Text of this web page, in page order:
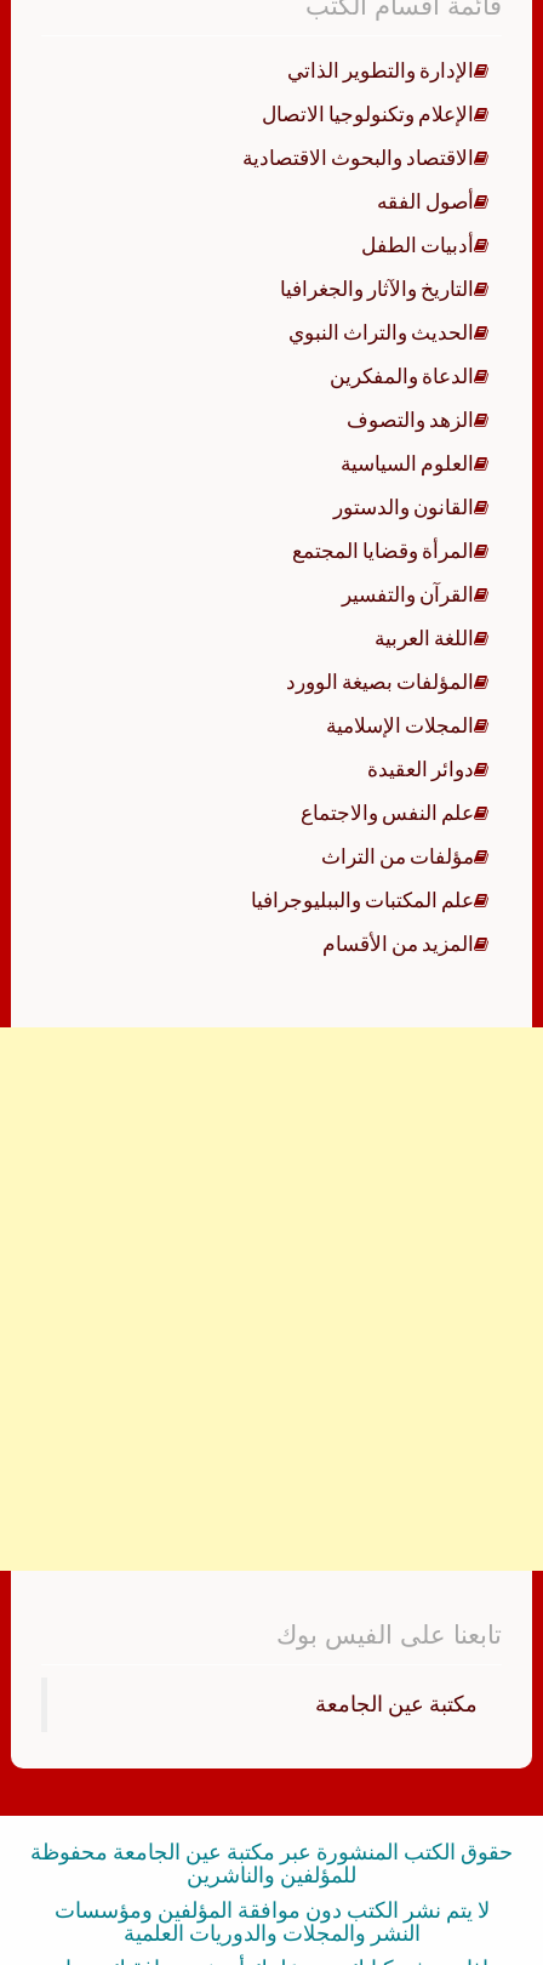
الإدارة والتطوير الذاتي
الإعلام وتكنولوجيا الاتصال
الاقتصاد والبحوث الاقتصادية
أصول الفقه
أدبيات الطفل
التاريخ والآثار والجغرافيا
الحديث والتراث النبوي
الدعاة والمفكرين
الزهد والتصوف
العلوم السياسية
القانون والدستور
المرأة وقضايا المجتمع
القرآن والتفسير
اللغة العربية
المؤلفات بصيغة الوورد
المجلات الإسلامية
دوائر العقيدة
علم النفس والاجتماع
مؤلفات من التراث
علم المكتبات والببليوجرافيا
المزيد من الأقسام
تابعنا على الفيس بوك
‏مكتبة عين الجامعة‏
حقوق الكتب المنشورة عبر مكتبة عين الجامعة محفوظة
للمؤلفين والناشرين
لا يتم نشر الكتب دون موافقة المؤلفين ومؤسسات
النشر والمجلات والدوريات العلمية